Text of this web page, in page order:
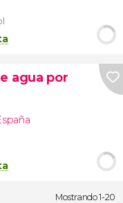
agua por
Mostrando 1-20